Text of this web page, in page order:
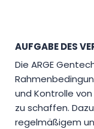
AUFGABE DES
Die ARGE
und Kontrolle
zu schaffen.
regelmäßigem